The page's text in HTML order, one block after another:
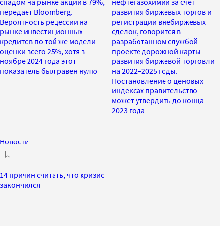
передает Bloomberg.
Вероятность рецессии на
рынке инвестиционных
кредитов по той же модели
оценки всего 25%, хотя в
ноябре 2024 года этот
показатель был равен нулю
развития биржевых торгов и
регистрации внебиржевых
сделок, говорится в
разработанном службой
проекте дорожной карты
развития биржевой торговли
на 2022–2025 годы.
Постановление о ценовых
индексах правительство
может утвердить до конца
2023 года
Новости
14 причин считать, что кризис
закончился